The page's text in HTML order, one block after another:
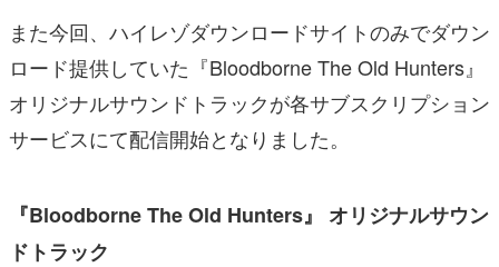
また今回、ハイレゾダウンロードサイトのみでダウン
ロード提供していた『Bloodborne The Old Hunters』
オリジナルサウンドトラックが各サブスクリプション
サービスにて配信開始となりました。
『Bloodborne The Old Hunters』 オリジナルサウン
ドトラック